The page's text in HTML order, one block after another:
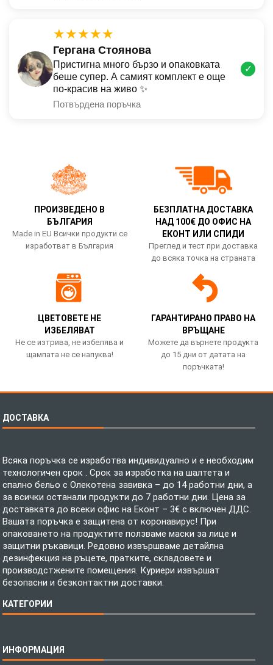
★★★★★
Гергана Стоянова
Пристигна много бързо и опаковката
беше супер. А самият комплект е още
по-красив на живо ✨
Потвърдена поръчка
✓
ПРОИЗВЕДЕНО В
БЪЛГАРИЯ
Made in EU Всички продукти се
изработват в България
БЕЗПЛАТНА ДОСТАВКА
НАД 100€ ДО ОФИС НА
ЕКОНТ ИЛИ СПИДИ
Преглед и тест при доставка
до всяка точка на страната
ЦВЕТОВЕТЕ НЕ
ИЗБЕЛЯВАТ
Не се изтрива, не избелява и
щампата не се напуква!
ГАРАНТИРАНО ПРАВО НА
ВРЪЩАНЕ
Можете да върнете продукта
до 15 дни от датата на
поръчката!
ДОСТАВКА
Всяка поръчка се изработва индивидуално и е необходим
технологичен срок . Срок за изработка на шалтета и
спално бельо с Олекотена завивка – до 14 работни дни, а
за всички останали продукти до 7 работни дни. Цена за
доставката до всеки офис на Еконт – 3€ с включен ДДС.
Вашата поръчка е защитена от коронавирус! При
опаковането на продуктите ползваме маски за лице и
защитни ръкавици. Редовно извършваме детайлна
дезинфекция на ръцете, пратките, складовете и
производстжените помещения. Куриери извършат
безопасни и безконтактни доставки.
КАТЕГОРИИ
Бебешки спални комплекти
ИНФОРМАЦИЯ